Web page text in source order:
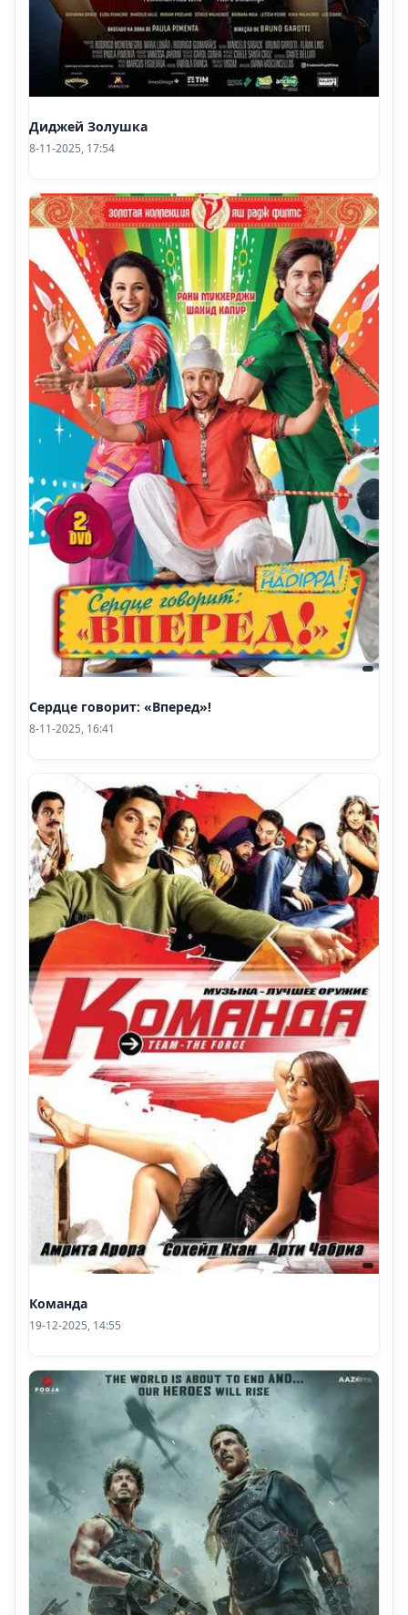
Диджей Золушка
8-11-2025, 17:54
Сердце говорит: «Вперед»!
8-11-2025, 16:41
Команда
19-12-2025, 14:55